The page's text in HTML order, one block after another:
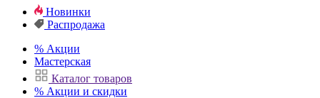
Новинки
Распродажа
% Акции
Мастерская
Каталог товаров
% Акции и скидки